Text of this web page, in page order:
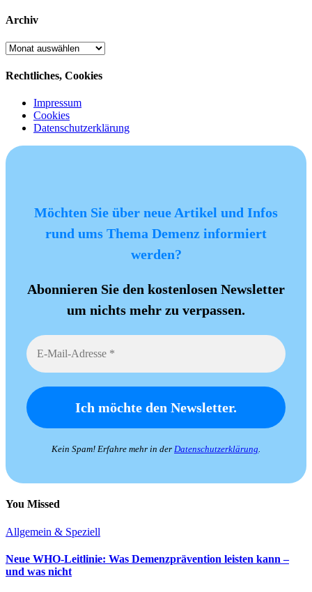
Archiv
Archiv
Rechtliches, Cookies
Impressum
Cookies
Datenschutzerklärung
Möchten Sie über neue Artikel und Infos
rund ums Thema Demenz informiert
werden?
Abonnieren Sie den kostenlosen Newsletter
um nichts mehr zu verpassen.
Kein Spam! Erfahre mehr in der Datenschutzerklärung.
You Missed
Allgemein & Speziell
Neue WHO-Leitlinie: Was Demenzprävention leisten kann –
und was nicht